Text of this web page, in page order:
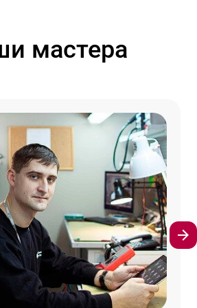
мастера